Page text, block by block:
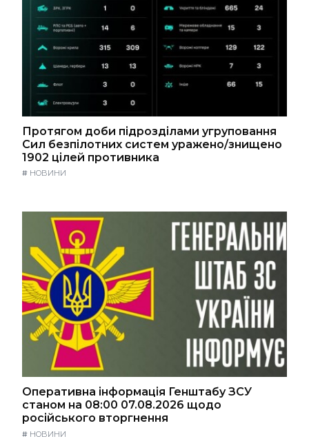
Протягом доби підрозділами угруповання
Сил безпілотних систем уражено/знищено
1902 цілей противника
# НОВИНИ
Оперативна інформація Генштабу ЗСУ
станом на 08:00 07.08.2026 щодо
російського вторгнення
# НОВИНИ